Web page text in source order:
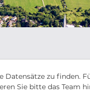
zu finden.
Sie bitte das Team